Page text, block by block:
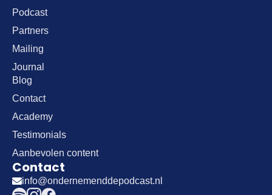
Podcast
Partners
Mailing
Journal
Blog
Contact
Academy
Testimonials
Aanbevolen content
Contact
info@ondernemenddepodcast.nl